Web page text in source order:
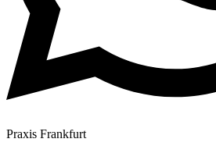
Praxis Frankfurt